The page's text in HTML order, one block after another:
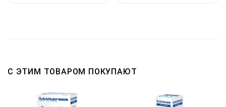
С ЭТИМ ТОВАРОМ ПОКУПАЮТ